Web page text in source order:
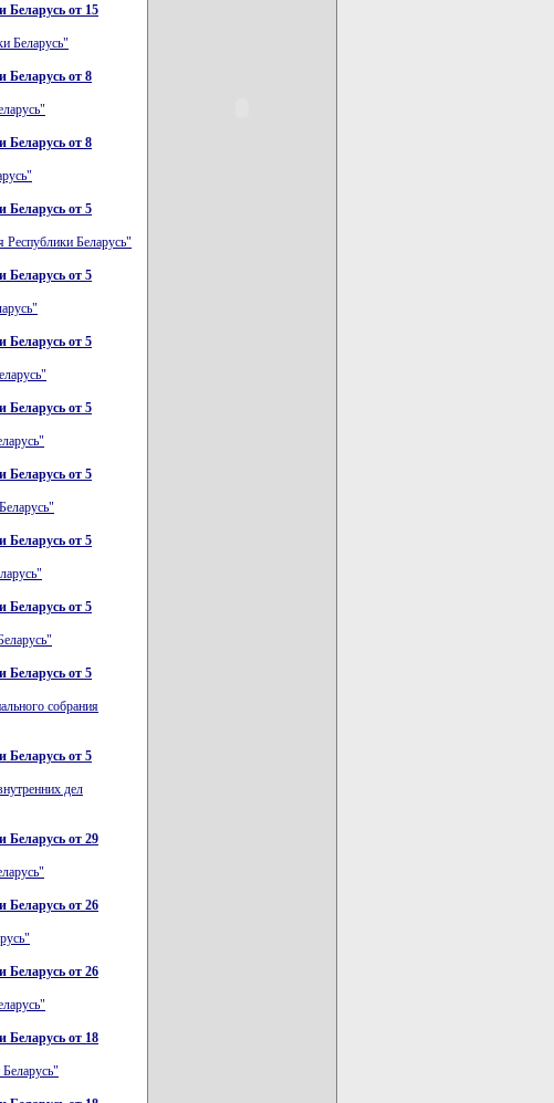
Беларусь от 15
Беларусь"
Беларусь от 8
Беларусь от 8
Беларусь от 5
Беларусь"
Беларусь от 5
Беларусь от 5
Беларусь от 5
Беларусь от 5
Беларусь от 5
Беларусь от 5
Беларусь от 5
собрания
Беларусь от 5
дел
Беларусь от 29
Беларусь от 26
Беларусь от 26
Беларусь от 18